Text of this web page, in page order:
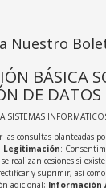
Nuestro
BÁSICA
DE DATOS
SISTEMAS
las consultas planteadas
Legitimación:
se realizan cesiones si
y suprimir, así
adicional; Información